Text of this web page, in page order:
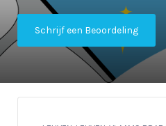
Schrijf een Beoordeling